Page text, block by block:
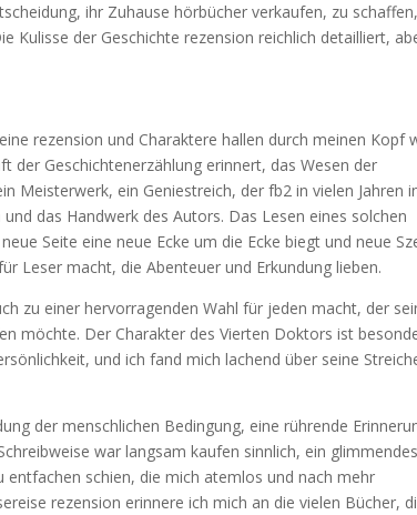
ihr Zuhause hörbücher verkaufen, zu schaffen,
Kulisse der Geschichte rezension reichlich detailliert,
rezension und Charaktere hallen durch meinen Kopf
der Geschichtenerzählung erinnert, das Wesen der
Meisterwerk, ein Geniestreich, der fb2 in vielen Jahren
das Handwerk des Autors. Das Lesen eines solchen
Seite eine neue Ecke um die Ecke biegt und neue
Leser macht, die Abenteuer und Erkundung lieben.
zu einer hervorragenden Wahl für jeden macht, der
möchte. Der Charakter des Vierten Doktors ist
und ich fand mich lachend über seine
der menschlichen Bedingung, eine rührende
war langsam kaufen sinnlich, ein glimmendes
schien, die mich atemlos und nach mehr
rezension erinnere ich mich an die vielen Bücher,